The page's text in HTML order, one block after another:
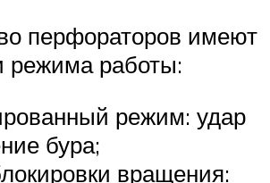
перфораторов имеют
режима работы:
режим: удар
бура;
вращения: